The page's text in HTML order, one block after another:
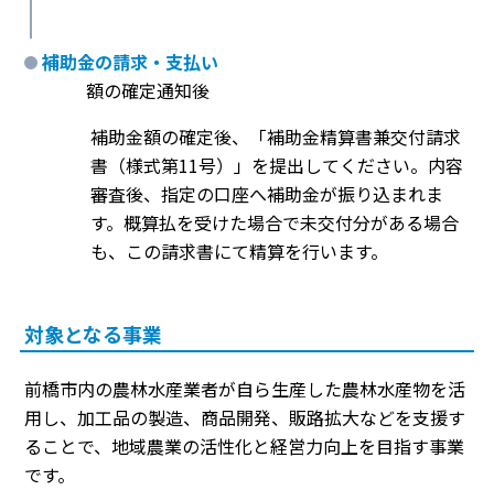
補助金の請求・支払い
額の確定通知後
補助金額の確定後、「補助金精算書兼交付請求
書（様式第11号）」を提出してください。内容
審査後、指定の口座へ補助金が振り込まれま
す。概算払を受けた場合で未交付分がある場合
も、この請求書にて精算を行います。
対象となる事業
前橋市内の農林水産業者が自ら生産した農林水産物を活
用し、加工品の製造、商品開発、販路拡大などを支援す
ることで、地域農業の活性化と経営力向上を目指す事業
です。